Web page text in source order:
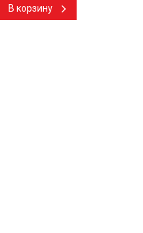
В корзину